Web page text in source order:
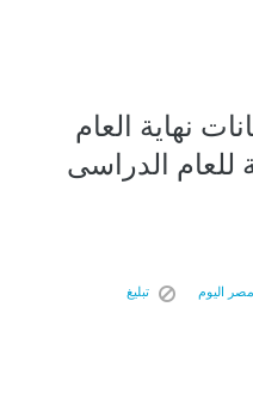
نهاية العام
للعام الدراسى
مصر اليوم تبليغ